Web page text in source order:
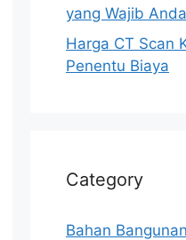
yang Wajib
Harga CT Scan
Penentu Biaya
Category
Bahan Bangunan